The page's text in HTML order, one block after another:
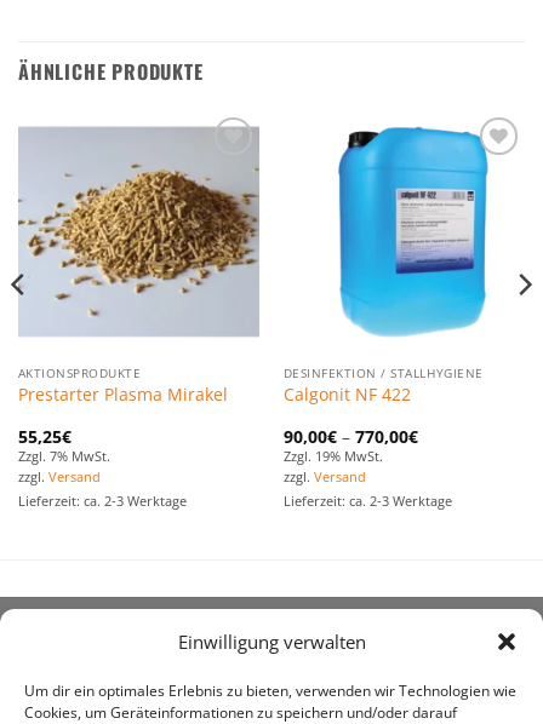
Einwilligung verwalten
Um dir ein optimales Erlebnis zu bieten, verwenden wir Technologien wie
Cookies, um Geräteinformationen zu speichern und/oder darauf
ÄHNLICHE PRODUKTE
Zu den
Favoriten
hinzufügen
AKTIONSPRODUKTE
Prestarter Plasma Mirakel
55,25€
Zzgl. 7% MwSt.
zzgl. Versand
Lieferzeit: ca. 2-3 Werktage
Zu den
Favoriten
hinzufügen
DESINFEKTION / STALLHYGIENE
Calgonit NF 422
90,00€– 770,00€
Zzgl. 19% MwSt.
zzgl. Versand
Lieferzeit: ca. 2-3 Werktage